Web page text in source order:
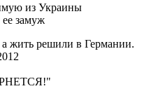
из Украины
ее замуж
жить решили в Германии.